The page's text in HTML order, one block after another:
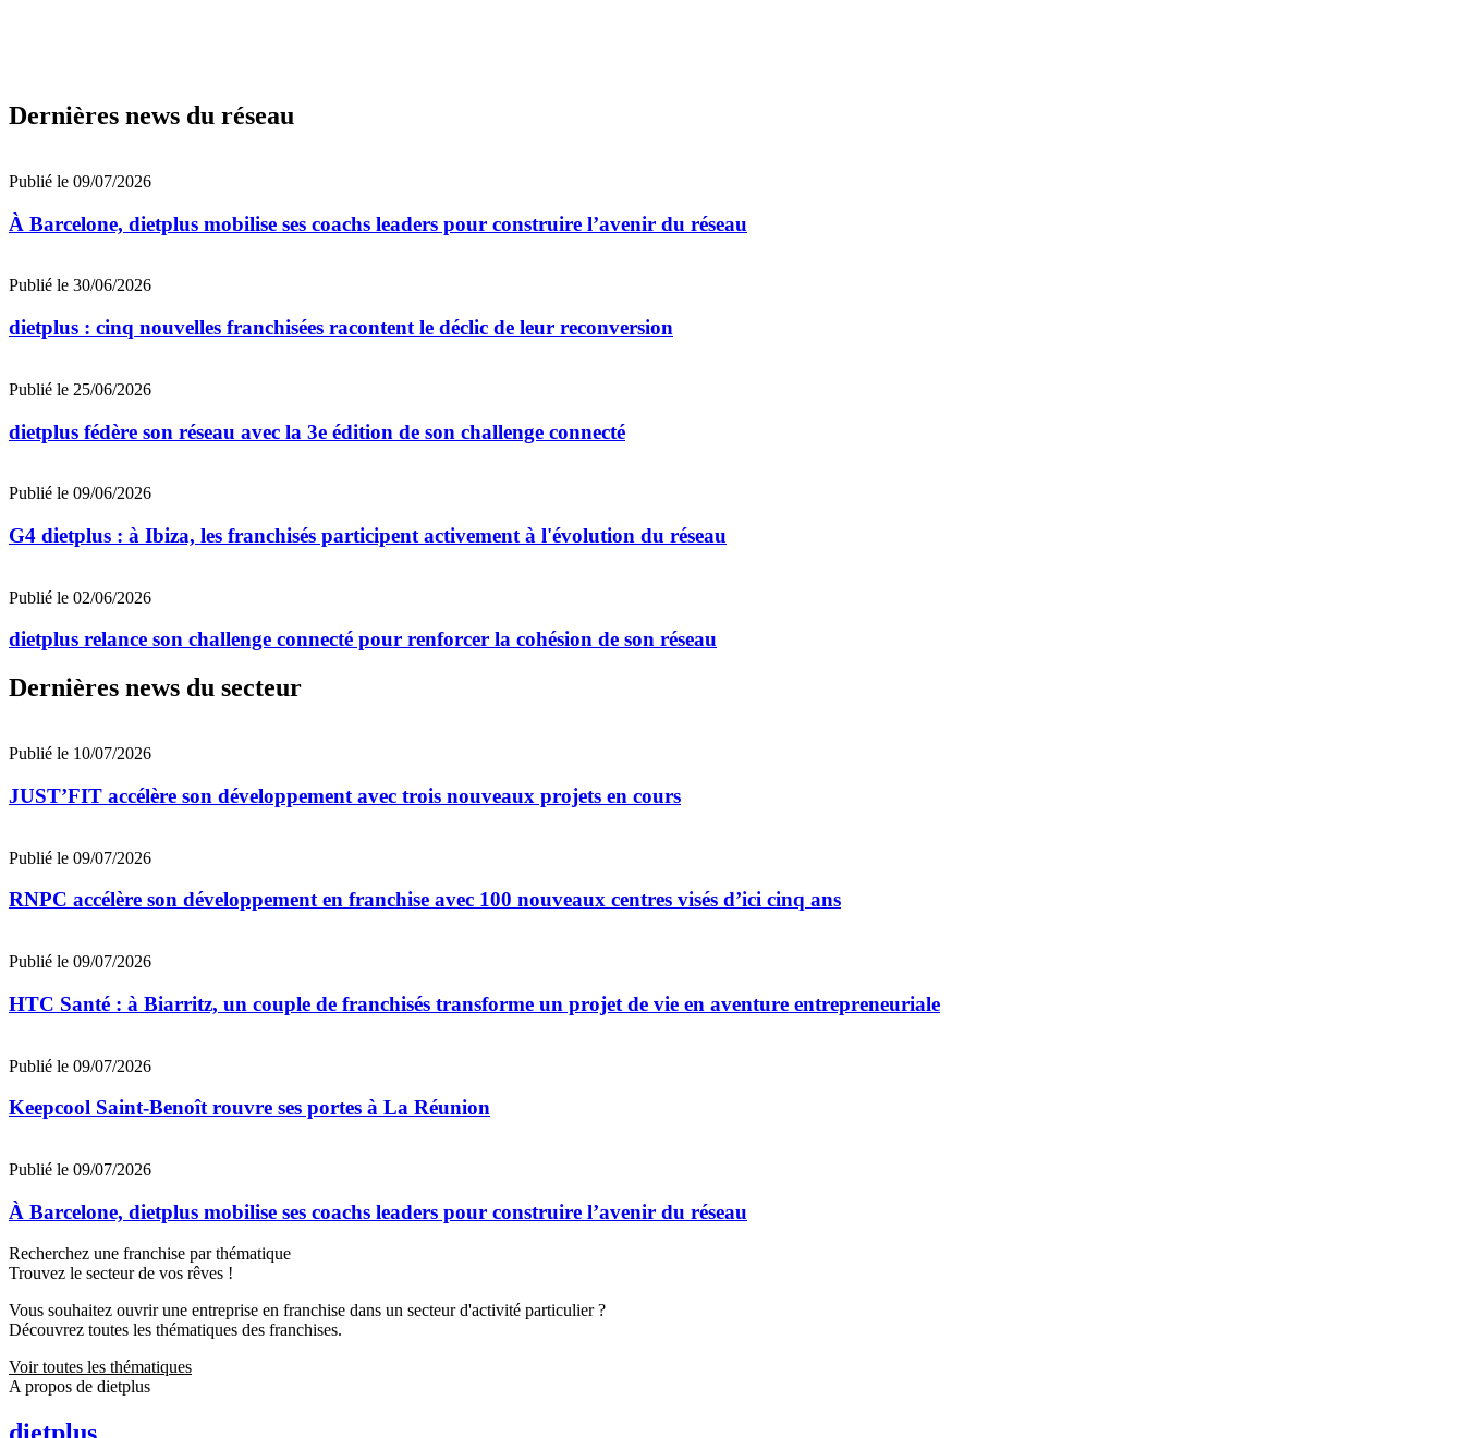
Dernières news du réseau
Publié le 09/07/2026
À Barcelone, dietplus mobilise ses coachs leaders pour construire l’avenir du réseau
Publié le 30/06/2026
dietplus : cinq nouvelles franchisées racontent le déclic de leur reconversion
Publié le 25/06/2026
dietplus fédère son réseau avec la 3e édition de son challenge connecté
Publié le 09/06/2026
G4 dietplus : à Ibiza, les franchisés participent activement à l'évolution du réseau
Publié le 02/06/2026
dietplus relance son challenge connecté pour renforcer la cohésion de son réseau
Dernières news du secteur
Publié le 10/07/2026
JUST’FIT accélère son développement avec trois nouveaux projets en cours
Publié le 09/07/2026
RNPC accélère son développement en franchise avec 100 nouveaux centres visés d’ici cinq ans
Publié le 09/07/2026
HTC Santé : à Biarritz, un couple de franchisés transforme un projet de vie en aventure entrepreneuriale
Publié le 09/07/2026
Keepcool Saint-Benoît rouvre ses portes à La Réunion
Publié le 09/07/2026
À Barcelone, dietplus mobilise ses coachs leaders pour construire l’avenir du réseau
Recherchez une franchise par thématique
Trouvez le secteur de vos rêves !
Vous souhaitez ouvrir une entreprise en franchise dans un secteur d'activité particulier ?
Découvrez toutes les thématiques des franchises.
Voir toutes les thématiques
A propos de dietplus